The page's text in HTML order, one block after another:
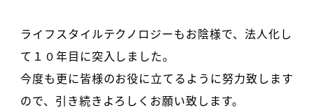
ライフスタイルテクノロジーもお陰様で、法人化し
て１０年目に突入しました。
今度も更に皆様のお役に立てるように努力致します
ので、引き続きよろしくお願い致します。